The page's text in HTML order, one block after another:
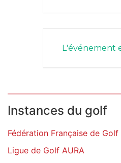
L'événement
Instances du golf
Fédération Française de Golf
Ligue de Golf AURA